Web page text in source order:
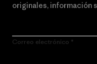
originales, información
Correo electrónico